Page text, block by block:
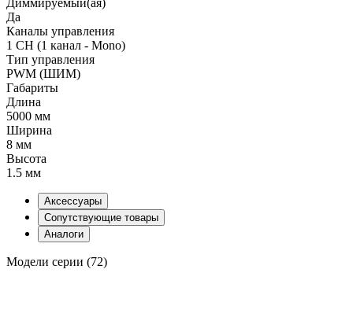
Да
Каналы управления
1 CH (1 канал - Mono)
Тип управления
PWM (ШИМ)
Габариты
Длина
5000 мм
Ширина
8 мм
Высота
1.5 мм
Аксессуары
Сопутствующие товары
Аналоги
Модели серии (72)